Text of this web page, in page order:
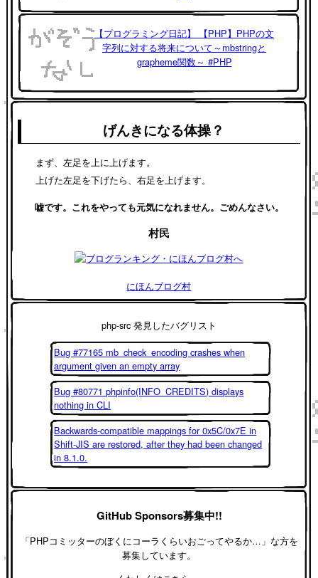
【プログラミング日記】 【PHP】PHPの文
字列に対する将来について～mbstringと
grapheme関数～ #PHP
げんきになる体操？
まず、左足を上に上げます。
上げた左足を下げたら、右足を上げます。
嘘です。これをやっても元気になれません。ごめんなさい。
村民
にほんブログ村
php-src 発見したバグリスト
Bug #77165 mb_check_encoding crashes when
argument given an empty array
Bug #80771 phpinfo(INFO_CREDITS) displays
nothing in CLI
Backwards-compatible mappings for 0x5C/0x7E in
Shift-JIS are restored, after they had been changed
in 8.1.0.
GitHub Sponsors募集中!!
「PHPコミッターのぼくにコーラくらいおごってやるか…」な方を
募集しています。